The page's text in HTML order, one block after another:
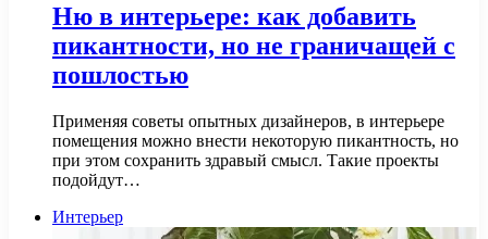
Ню в интерьере: как добавить
пикантности, но не граничащей с
пошлостью
Применяя советы опытных дизайнеров, в интерьере
помещения можно внести некоторую пикантность, но
при этом сохранить здравый смысл. Такие проекты
подойдут…
Интерьер